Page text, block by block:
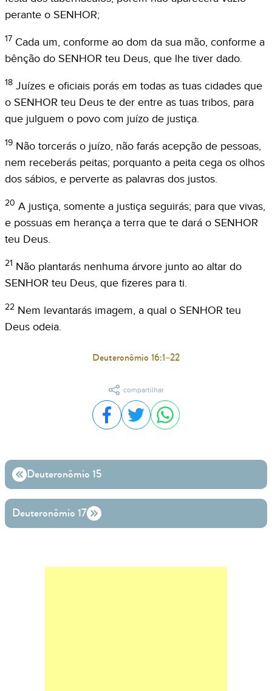
perante o SENHOR;
17 Cada um, conforme ao dom da sua mão, conforme a
bênção do SENHOR teu Deus, que lhe tiver dado.
18 Juízes e oficiais porás em todas as tuas cidades que
o SENHOR teu Deus te der entre as tuas tribos, para
que julguem o povo com juízo de justiça.
19 Não torcerás o juízo, não farás acepção de pessoas,
nem receberás peitas; porquanto a peita cega os olhos
dos sábios, e perverte as palavras dos justos.
20 A justiça, somente a justiça seguirás; para que vivas,
e possuas em herança a terra que te dará o SENHOR
teu Deus.
21 Não plantarás nenhuma árvore junto ao altar do
SENHOR teu Deus, que fizeres para ti.
22 Nem levantarás imagem, a qual o SENHOR teu
Deus odeia.
Deuteronômio 16:1–22
compartilhar
Compartilhar no Facebook
Compartilhar no Twitter
Compartilhar no
Deuteronômio 15
Deuteronômio 17